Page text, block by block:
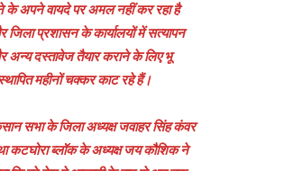
के अपने वायदे पर अमल नहीं कर रहा है
जिला प्रशासन के कार्यालयों में सत्यापन
अन्य दस्तावेज तैयार कराने के लिए भू
महीनों चक्कर काट रहे हैं।
सभा के जिला अध्यक्ष जवाहर सिंह कंवर
कटघोरा ब्लॉक के अध्यक्ष जय कौशिक ने